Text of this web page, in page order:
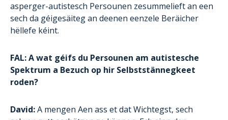
asperger-autistesch Persounen zesummelieft an een
sech da géigesäiteg an deenen eenzele Beräicher
hëllefe kéint.
FAL: A wat géifs du Persounen am autistesche
Spektrum a Bezuch op hir Selbststännegkeet
roden?
David:A mengen Aen ass et dat Wichtegst, sech